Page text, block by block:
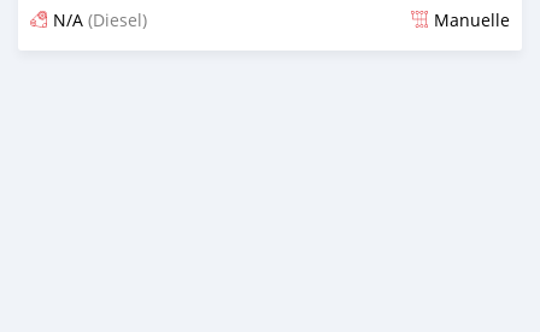
N/A (Diesel) Manuelle